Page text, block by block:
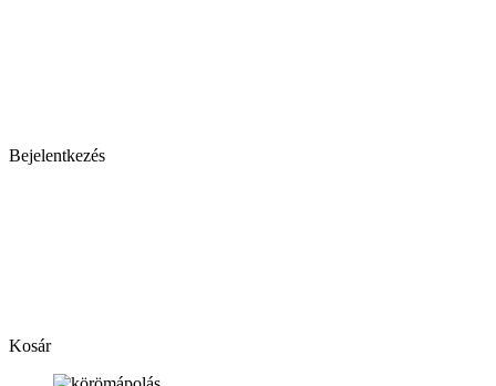
Bejelentkezés
Kosár